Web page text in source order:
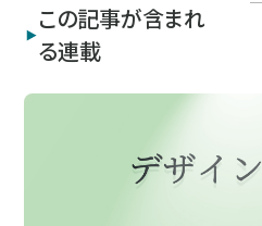
この記事が含まれ
る連載